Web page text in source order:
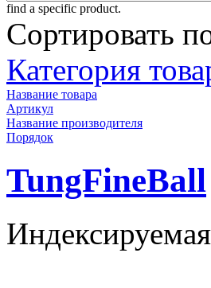
find a specific product.
Сортировать
Категория
Название товара
Артикул
Название производителя
Порядок
TungFineBall